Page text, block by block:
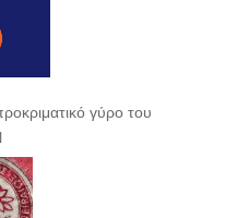
γύρο του